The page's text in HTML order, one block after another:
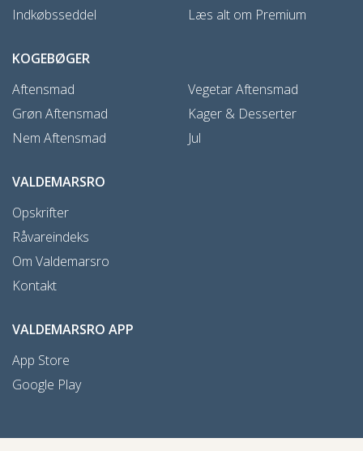
Indkøbsseddel
Læs alt om Premium
KOGEBØGER
Aftensmad
Grøn Aftensmad
Nem Aftensmad
Vegetar Aftensmad
Kager & Desserter
Jul
VALDEMARSRO
Opskrifter
Råvareindeks
Om Valdemarsro
Kontakt
VALDEMARSRO APP
App Store
Google Play